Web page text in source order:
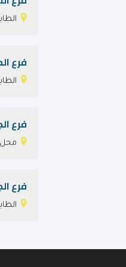
فرع المنطقة
فرع الجرف 2
محل جى 66, الطابق الارضى,
فرع الجرف 2